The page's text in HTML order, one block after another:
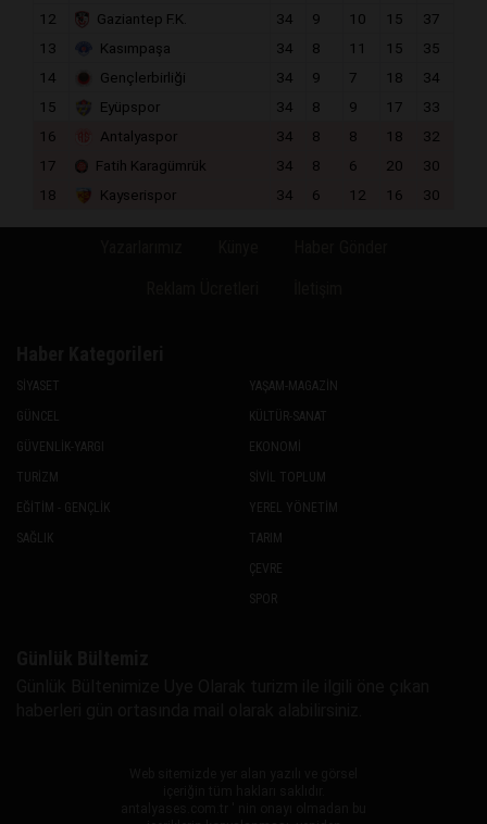
12
Gaziantep F.K. 34 9 10 15
37
13
Kasımpaşa 34 8 11 15
35
14
Gençlerbirliği 34 9 7 18
34
15
Eyüpspor 34 8 9 17
33
16
Antalyaspor 34 8 8 18
32
17
Fatih Karagümrük 34 8 6 20
30
18
Kayserispor 34 6 12 16 30
SİYASET
GÜNCEL
GÜVENLİK-YARGI
TURİZM
EĞİTİM - GENÇLİK
SAĞLIK
YAŞAM-MAGAZİN
KÜLTÜR-SANAT
EKONOMİ
SİVİL TOPLUM
YEREL YÖNETİM
TARIM
ÇEVRE
SPOR